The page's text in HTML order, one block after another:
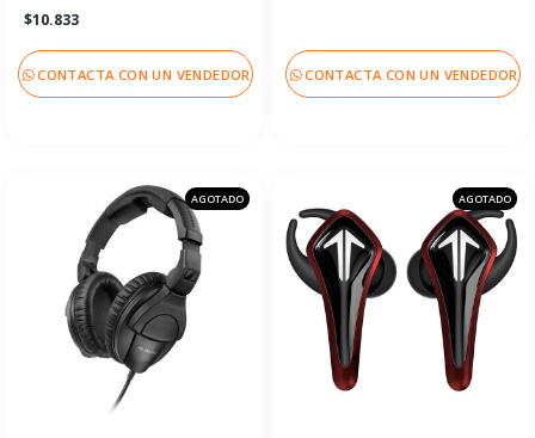
$10.833
CONTACTA CON UN VENDEDOR CONTACTA CON UN VENDEDOR
AGOTADO AGOTADO